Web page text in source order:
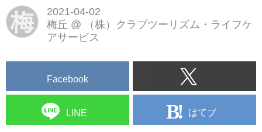
梅
2021-04-02
梅丘 @
（株）クラブツーリズム・ライフケ
アサービス
Facebook
LINE はてブ